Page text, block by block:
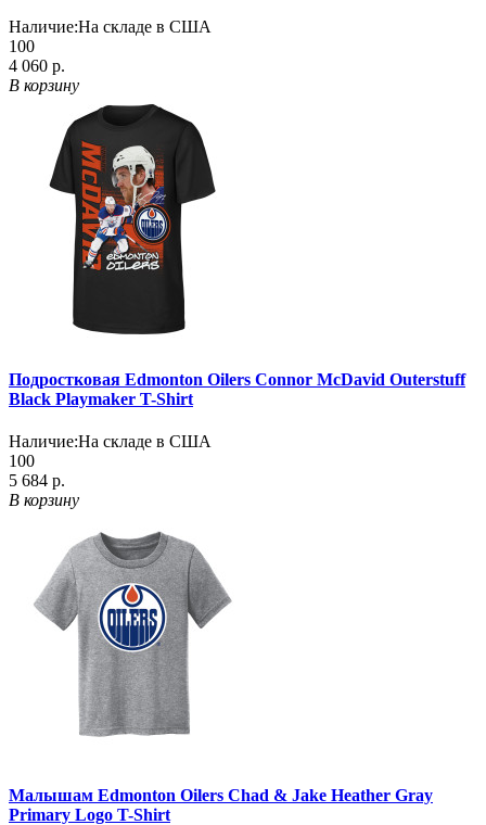
Наличие:На складе в США
100
4 060 р.
В корзину
Подростковая Edmonton Oilers Connor McDavid Outerstuff
Black Playmaker T-Shirt
Наличие:На складе в США
100
5 684 р.
В корзину
Малышам Edmonton Oilers Chad & Jake Heather Gray
Primary Logo T-Shirt